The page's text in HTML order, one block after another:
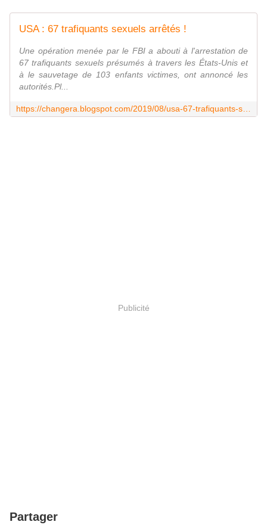
USA : 67 trafiquants sexuels arrêtés !
Une opération menée par le FBI a abouti à l'arrestation de
67 trafiquants sexuels présumés à travers les États-Unis et
à le sauvetage de 103 enfants victimes, ont annoncé les
autorités.Pl...
Publicité
Partager